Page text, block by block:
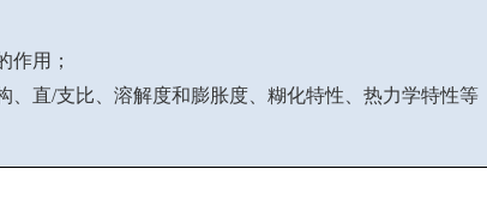
作用；
、直/支比、溶解度和膨胀度、糊化特性、热力学特性等